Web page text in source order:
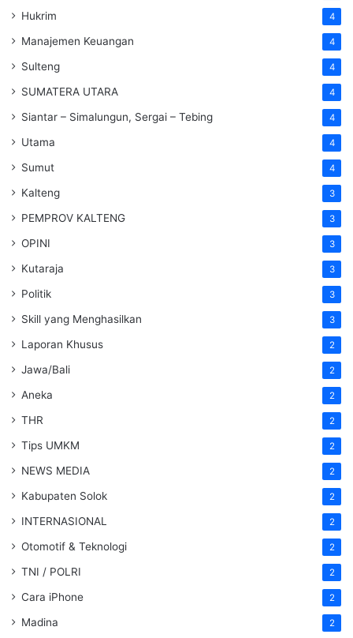
Hukrim 4
Manajemen Keuangan 4
Sulteng 4
SUMATERA UTARA 4
Siantar – Simalungun, Sergai – Tebing 4
Utama 4
Sumut 4
Kalteng 3
PEMPROV KALTENG 3
OPINI 3
Kutaraja 3
Politik 3
Skill yang Menghasilkan 3
Laporan Khusus 2
Jawa/Bali 2
Aneka 2
THR 2
Tips UMKM 2
NEWS MEDIA 2
Kabupaten Solok 2
INTERNASIONAL 2
Otomotif & Teknologi 2
TNI / POLRI 2
Cara iPhone 2
Madina 2